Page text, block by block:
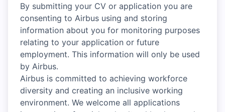
By submitting your CV or application you are
consenting to Airbus using and storing
information about you for monitoring purposes
relating to your application or future
employment. This information will only be used
by Airbus.
Airbus is committed to achieving workforce
diversity and creating an inclusive working
environment. We welcome all applications